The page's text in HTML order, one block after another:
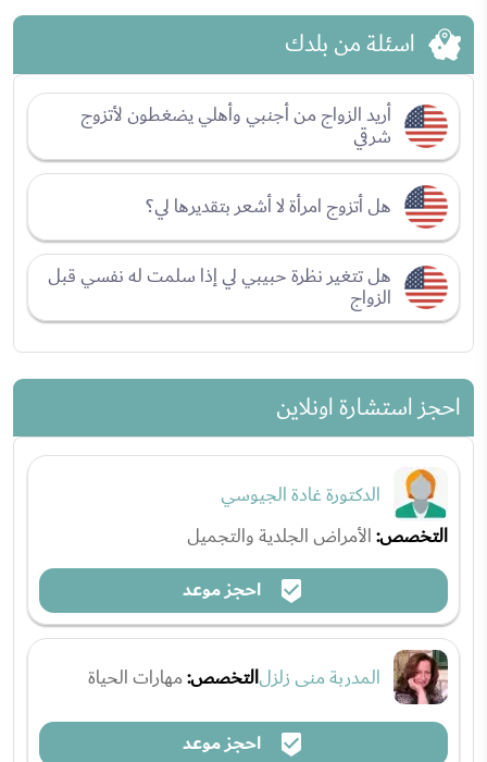
اسئلة من بلدك
أريد الزواج من أجنبي وأهلي يضغطون لأتزوج
شرقي
هل أتزوج امرأة لا أشعر بتقديرها لي؟
هل تتغير نظرة حبيبي لي إذا سلمت له نفسي قبل
الزواج
احجز استشارة اونلاين
الدكتورة غادة الجيوسي
التخصص:الأمراض الجلدية والتجميل
احجز موعد
المدربة منى زلزلالتخصص:مهارات الحياة
احجز موعد